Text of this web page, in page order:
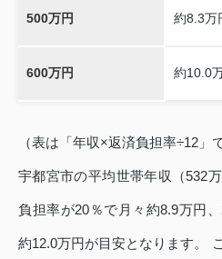
500万円 約8.3万
600万円 約10.0
（表は「年収×返済負担率÷12」
宇都宮市の平均世帯年収（532
負担率が20％で月々約8.9万円
約12.0万円が目安となります。